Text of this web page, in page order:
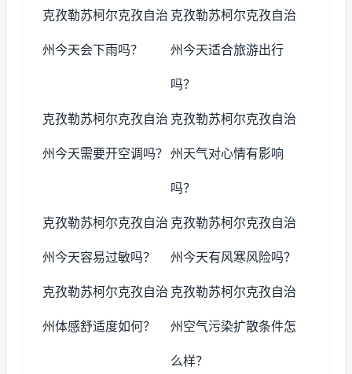
克孜勒苏柯尔克孜自治
州今天会下雨吗？
克孜勒苏柯尔克孜自治
州今天适合旅游出行
吗？
克孜勒苏柯尔克孜自治
州今天需要开空调吗？
克孜勒苏柯尔克孜自治
州天气对心情有影响
吗？
克孜勒苏柯尔克孜自治
州今天容易过敏吗？
克孜勒苏柯尔克孜自治
州今天有风寒风险吗？
克孜勒苏柯尔克孜自治
州体感舒适度如何？
克孜勒苏柯尔克孜自治
州空气污染扩散条件怎
么样？